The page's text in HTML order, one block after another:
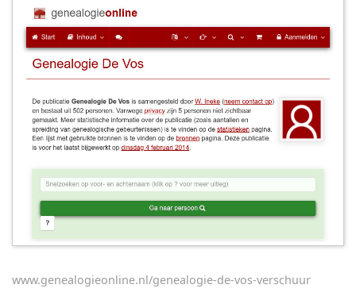
www.genealogieonline.nl/genealogie-de-vos-verschuur